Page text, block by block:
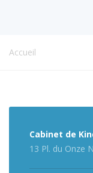
Accueil
Cabinet de
13 Pl. du Onze